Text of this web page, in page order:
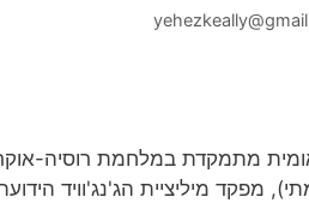
מתמקדת במלחמת רוסיה-
מפקד מיליציית הג'נג'וויד